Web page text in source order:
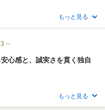
もっと見る
3
心感と、誠実さを貫く独自
もっと見る